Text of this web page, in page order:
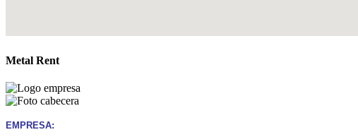
Metal Rent
EMPRESA: